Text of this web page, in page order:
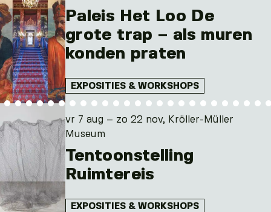
Paleis Het Loo De
grote trap – als muren
konden praten
EXPOSITIES & WORKSHOPS
vr 7 aug – zo 22 nov, Kröller-Müller
Museum
Tentoonstelling
Ruimtereis
EXPOSITIES & WORKSHOPS